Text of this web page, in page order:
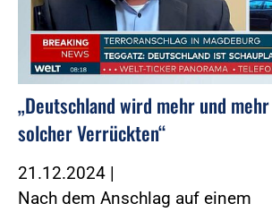
„Deutschland wird mehr und
solcher Verrückten“
21.12.2024 |
Nach dem Anschlag auf einem